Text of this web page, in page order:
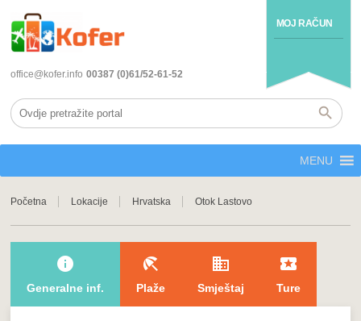
MOJ RAČUN
office@kofer.info 00387 (0)61/52-61-52
MENU
Početna Lokacije Hrvatska Otok Lastovo
info
Generalne inf.
beach_access
Plaže
domain
Smještaj
local_play
Ture